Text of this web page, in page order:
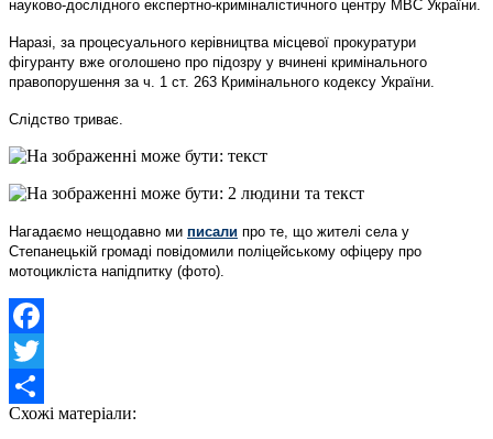
науково-дослідного експертно-криміналістичного центру МВС України.
Наразі, за процесуального керівництва місцевої прокуратури
фігуранту вже оголошено про підозру у вчинені кримінального
правопорушення за ч. 1 ст. 263 Кримінального кодексу України.
Слідство триває.
Нагадаємо нещодавно ми писали про те, що жителі села у
Степанецькій громаді повідомили поліцейському офіцеру про
мотоцикліста напідпитку (фото).
Facebook
Twitter
Share
Схожі матеріали: